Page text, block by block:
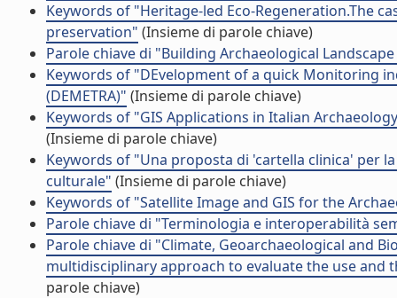
Keywords of "Heritage-led Eco-Regeneration.The
preservation" (Insieme di parole chiave)
Parole chiave di "Building Archaeological
Keywords of "DEvelopment of a quick Monitoring
(DEMETRA)" (Insieme di parole chiave)
Keywords of "GIS Applications in Italian
(Insieme di parole chiave)
Keywords of "Una proposta di 'cartella clinica' per
culturale" (Insieme di parole chiave)
Keywords of "Satellite Image and GIS for the
Parole chiave di "Terminologia e interoperabilità
Parole chiave di "Climate, Geoarchaeological and
multidisciplinary approach to evaluate the use and
parole chiave)